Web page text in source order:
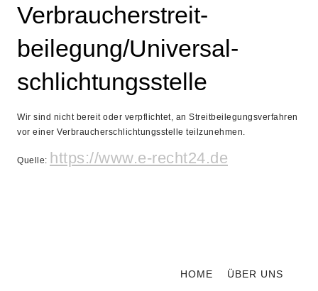
Verbraucher­streit­
beilegung/Universal­
schlichtungs­stelle
Wir sind nicht bereit oder verpflichtet, an Streitbeilegungsverfahren
vor einer Verbraucherschlichtungsstelle teilzunehmen.
Quelle: https://www.e-recht24.de
HOME ÜBER UNS